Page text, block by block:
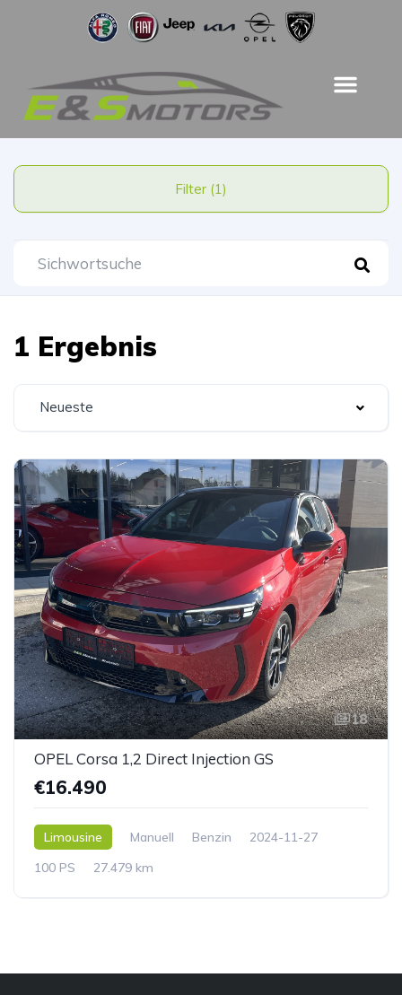
Filter (1)
1 Ergebnis
Neueste
18
OPEL Corsa 1,2 Direct Injection GS
€16.490
Limousine Manuell Benzin
2024-11-27
100 PS
27.479 km